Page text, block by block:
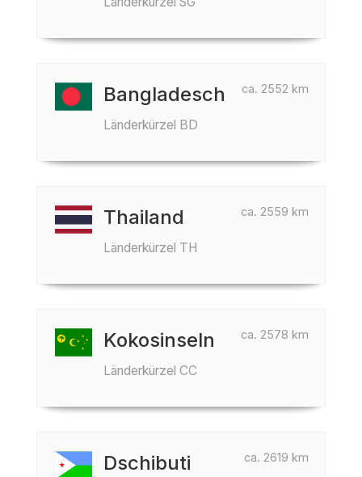
ca. 2552 km
Bangladesch
Länderkürzel BD
ca. 2559 km
Thailand
Länderkürzel TH
ca. 2578 km
Kokosinseln
Länderkürzel CC
ca. 2619 km
Dschibuti